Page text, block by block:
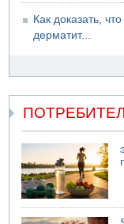
Как доказать,
дерматит...